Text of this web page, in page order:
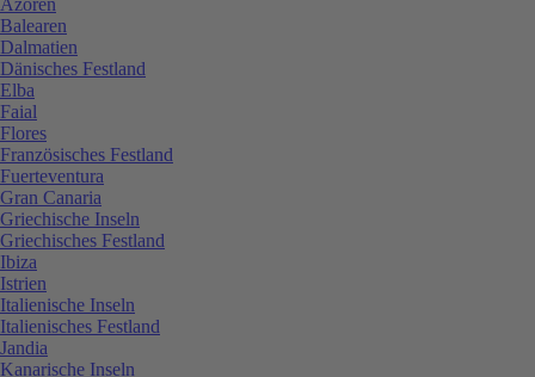
Balearen
Dalmatien
Dänisches Festland
Elba
Faial
Flores
Französisches Festland
Fuerteventura
Gran Canaria
Griechische Inseln
Griechisches Festland
Ibiza
Istrien
Italienische Inseln
Italienisches Festland
Jandia
Kanarische Inseln